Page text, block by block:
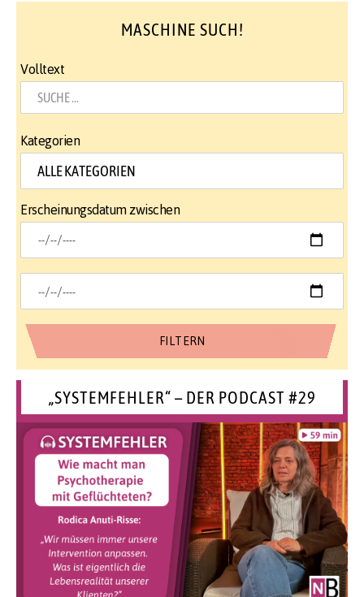
MASCHINE SUCH!
Volltext
Kategorien
Erscheinungsdatum zwischen
„SYSTEMFEHLER“ – DER PODCAST #29